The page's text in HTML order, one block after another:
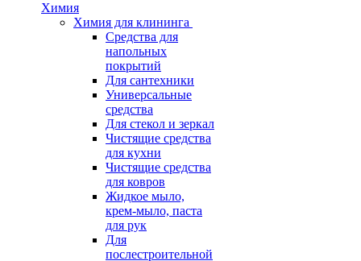
Химия
Химия для клининга
Средства для
напольных
покрытий
Для сантехники
Универсальные
средства
Для стекол и зеркал
Чистящие средства
для кухни
Чистящие средства
для ковров
Жидкое мыло,
крем-мыло, паста
для рук
Для
послестроительной